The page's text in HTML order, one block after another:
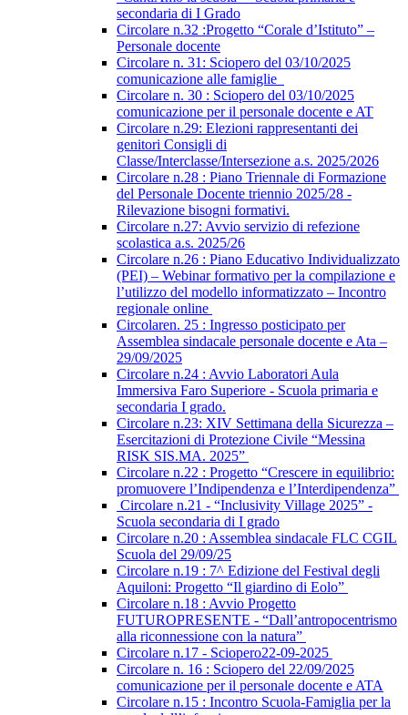
secondaria di I Grado
Circolare n.32 :Progetto “Corale d’Istituto” –
Personale docente
Circolare n. 31: Sciopero del 03/10/2025
comunicazione alle famiglie
Circolare n. 30 : Sciopero del 03/10/2025
comunicazione per il personale docente e AT
Circolare n.29: Elezioni rappresentanti dei
genitori Consigli di
Classe/Interclasse/Intersezione a.s. 2025/2026
Circolare n.28 : Piano Triennale di Formazione
del Personale Docente triennio 2025/28 -
Rilevazione bisogni formativi.
Circolare n.27: Avvio servizio di refezione
scolastica a.s. 2025/26
Circolare n.26 : Piano Educativo Individualizzato
(PEI) – Webinar formativo per la compilazione e
l’utilizzo del modello informatizzato – Incontro
regionale online
Circolaren. 25 : Ingresso posticipato per
Assemblea sindacale personale docente e Ata –
29/09/2025
Circolare n.24 : Avvio Laboratori Aula
Immersiva Faro Superiore - Scuola primaria e
secondaria I grado.
Circolare n.23: XIV Settimana della Sicurezza –
Esercitazioni di Protezione Civile “Messina
RISK SIS.MA. 2025”
Circolare n.22 : Progetto “Crescere in equilibrio:
promuovere l’Indipendenza e l’Interdipendenza”
Circolare n.21 - “Inclusivity Village 2025” -
Scuola secondaria di I grado
Circolare n.20 : Assemblea sindacale FLC CGIL
Scuola del 29/09/25
Circolare n.19 : 7^ Edizione del Festival degli
Aquiloni: Progetto “Il giardino di Eolo”
Circolare n.18 : Avvio Progetto
FUTUROPRESENTE - “Dall’antropocentrismo
alla riconnessione con la natura”
Circolare n.17 - Sciopero22-09-2025
Circolare n. 16 : Sciopero del 22/09/2025
comunicazione per il personale docente e ATA
Circolare n.15 : Incontro Scuola-Famiglia per la